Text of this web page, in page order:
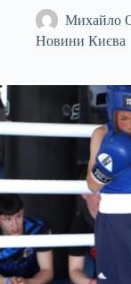
Михайло
Новини Києва